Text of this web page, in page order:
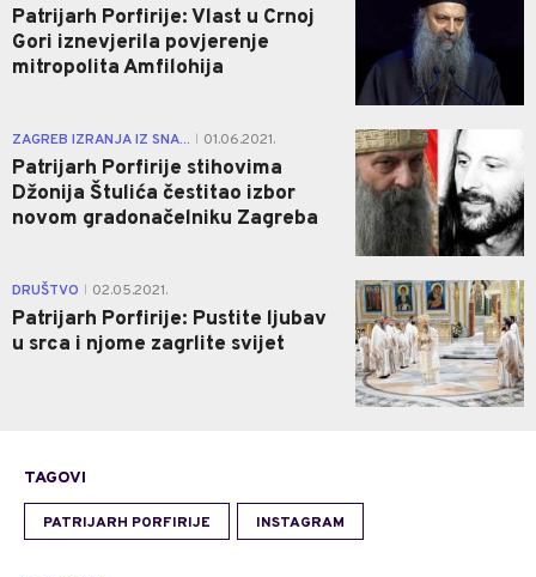
Patrijarh Porfirije: Vlast u Crnoj
Gori iznevjerila povjerenje
mitropolita Amfilohija
ZAGREB IZRANJA IZ SNA... 01.06.2021.
Patrijarh Porfirije stihovima
Džonija Štulića čestitao izbor
novom gradonačelniku Zagreba
DRUŠTVO 02.05.2021.
Patrijarh Porfirije: Pustite ljubav
u srca i njome zagrlite svijet
1
TAGOVI
PATRIJARH PORFIRIJE INSTAGRAM